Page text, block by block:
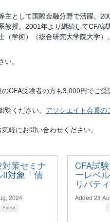
として国際金融分野で活躍。
授。 2001年より継続してCFA
学術）（総合研究大学院大学）。
。
CFA受験者の方も3,000円でご受
ください。 アソシエイト会員の
気軽にお問い合わせください。
策セミナ
II対象「債
2024
Event
CFA試
ーレベ
リバテ
Added 28